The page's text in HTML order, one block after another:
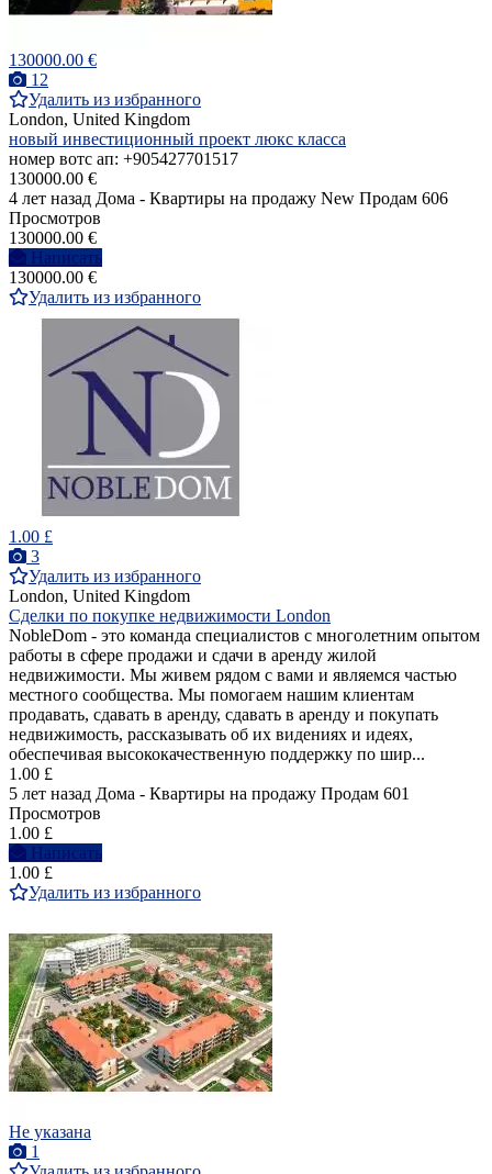
130000.00 €
12
Удалить из избранного
London, United Kingdom
новый инвестиционный проект люкс класса
номер вотс ап: +905427701517
130000.00 €
4 лет назад Дома - Квартиры на продажу New Продам 606
Просмотров
130000.00 €
Написать
130000.00 €
Удалить из избранного
1.00 £
3
Удалить из избранного
London, United Kingdom
Cделки по покупке недвижимости London
NobleDom - это команда специалистов с многолетним опытом
работы в сфере продажи и сдачи в аренду жилой
недвижимости. Мы живем рядом с вами и являемся частью
местного сообщества. Мы помогаем нашим клиентам
продавать, сдавать в аренду, сдавать в аренду и покупать
недвижимость, рассказывать об их видениях и идеях,
обеспечивая высококачественную поддержку по шир...
1.00 £
5 лет назад Дома - Квартиры на продажу Продам 601
Просмотров
1.00 £
Написать
1.00 £
Удалить из избранного
Не указана
1